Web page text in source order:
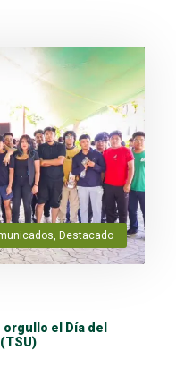
Destacado
orgullo el Día del